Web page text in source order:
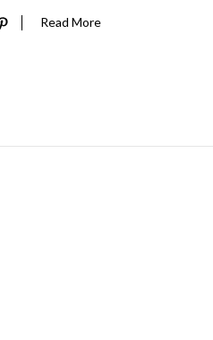
Read More